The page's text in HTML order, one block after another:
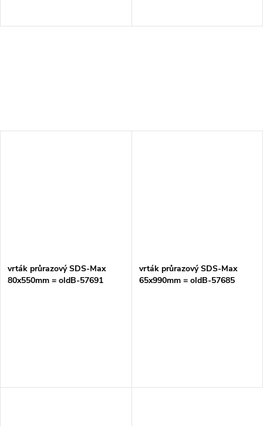
vrták průrazový SDS-Max
80x550mm = oldB-57691
vrták průrazový SDS-Max
65x990mm = oldB-57685